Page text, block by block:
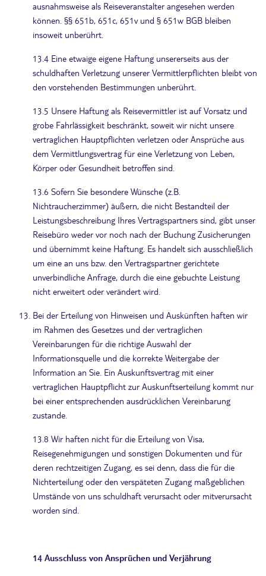
ausnahmsweise als Reiseveranstalter angesehen werden
können. §§ 651b, 651c, 651v und § 651w BGB bleiben
insoweit unberührt.
13.4 Eine etwaige eigene Haftung unsererseits aus der
schuldhaften Verletzung unserer Vermittlerpflichten bleibt von
den vorstehenden Bestimmungen unberührt.
13.5 Unsere Haftung als Reisevermittler ist auf Vorsatz und
grobe Fahrlässigkeit beschränkt, soweit wir nicht unsere
vertraglichen Hauptpflichten verletzen oder Ansprüche aus
dem Vermittlungsvertrag für eine Verletzung von Leben,
Körper oder Gesundheit betroffen sind.
13.6 Sofern Sie besondere Wünsche (z.B.
Nichtraucherzimmer) äußern, die nicht Bestandteil der
Leistungsbeschreibung Ihres Vertragspartners sind, gibt unser
Reisebüro weder vor noch nach der Buchung Zusicherungen
und übernimmt keine Haftung. Es handelt sich ausschließlich
um eine an uns bzw. den Vertragspartner gerichtete
unverbindliche Anfrage, durch die eine gebuchte Leistung
nicht erweitert oder verändert wird.
Bei der Erteilung von Hinweisen und Auskünften haften wir
im Rahmen des Gesetzes und der vertraglichen
Vereinbarungen für die richtige Auswahl der
Informationsquelle und die korrekte Weitergabe der
Information an Sie. Ein Auskunftsvertrag mit einer
vertraglichen Hauptpflicht zur Auskunftserteilung kommt nur
bei einer entsprechenden ausdrücklichen Vereinbarung
zustande.
13.8 Wir haften nicht für die Erteilung von Visa,
Reisegenehmigungen und sonstigen Dokumenten und für
deren rechtzeitigen Zugang, es sei denn, dass die für die
Nichterteilung oder den verspäteten Zugang maßgeblichen
Umstände von uns schuldhaft verursacht oder mitverursacht
worden sind.
14 Ausschluss von Ansprüchen und Verjährung